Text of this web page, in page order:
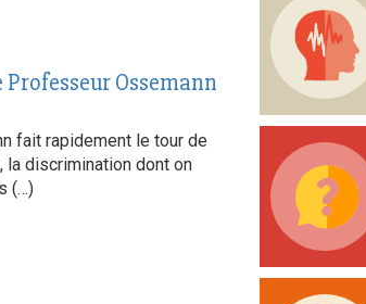
Ossemann
fait rapidement le tour de
la discrimination dont on
(…)